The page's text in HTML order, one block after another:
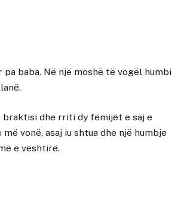
baba. Në një moshë të vogël humbi
braktisi dhe rriti dy fëmijët e saj e
vonë, asaj iu shtua dhe një humbje
e vështirë.